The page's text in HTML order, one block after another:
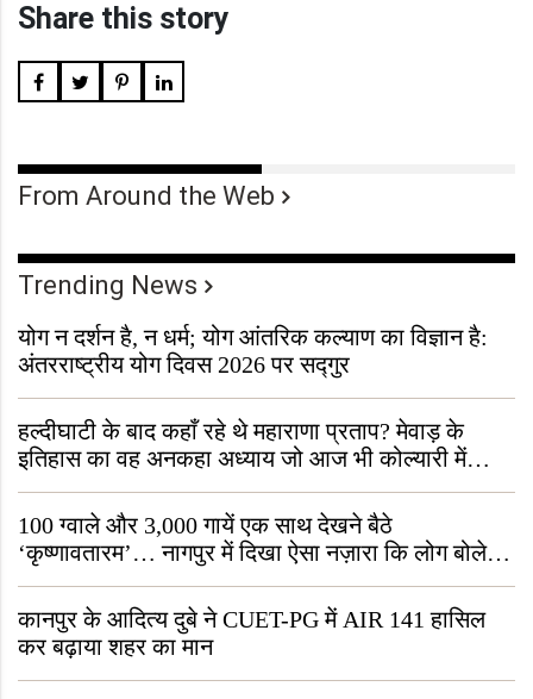
Share this story
From Around the Web
Trending News
योग न दर्शन है, न धर्म; योग आंतरिक कल्याण का विज्ञान है:
अंतरराष्ट्रीय योग दिवस 2026 पर सद्गुर
हल्दीघाटी के बाद कहाँ रहे थे महाराणा प्रताप? मेवाड़ के
इतिहास का वह अनकहा अध्याय जो आज भी कोल्यारी में
जीवित है
100 ग्वाले और 3,000 गायें एक साथ देखने बैठे
‘कृष्णावतारम’… नागपुर में दिखा ऐसा नज़ारा कि लोग बोले,
“ऐसा तो सिर्फ़ कृष्ण ही कर सकते हैं”
कानपुर के आदित्य दुबे ने CUET-PG में AIR 141 हासिल
कर बढ़ाया शहर का मान